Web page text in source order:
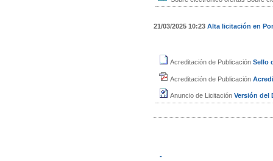
21/03/2025 10:23 Alta licitación en
Acreditación de Publicación Sello
Acreditación de Publicación
Anuncio de Licitación Versión del
-